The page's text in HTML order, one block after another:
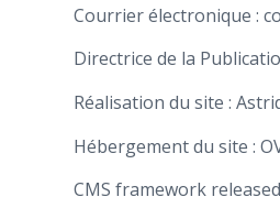
Courrier électronique :
Directrice de la
Réalisation du site :
Hébergement du site :
CMS framework